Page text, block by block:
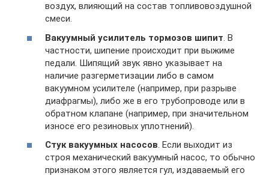
воздух, влияющий на состав топливовоздушной
смеси.
Вакуумный усилитель тормозов шипит . В
частности, шипение происходит при выжиме
педали. Шипящий звук явно указывает на
наличие разгерметизации либо в самом
вакуумном усилителе (например, при разрыве
диафрагмы), либо же в его трубопроводе или в
обратном клапане (например, при значительном
износе его резиновых уплотнений).
Стук вакуумных насосов. Если выходит из
строя механический вакуумный насос, то обычно
признаком этого является гул, издаваемый его